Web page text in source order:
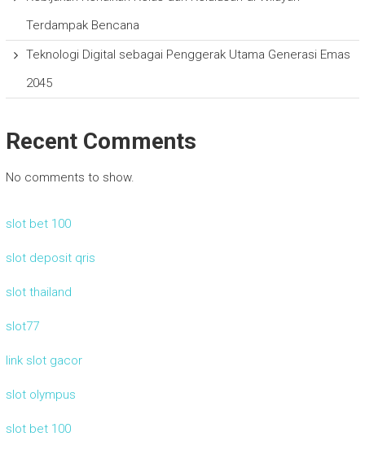
Terdampak Bencana
Teknologi Digital sebagai Penggerak Utama Generasi Emas
2045
Recent Comments
No comments to show.
slot bet 100
slot deposit qris
slot thailand
slot77
link slot gacor
slot olympus
slot bet 100